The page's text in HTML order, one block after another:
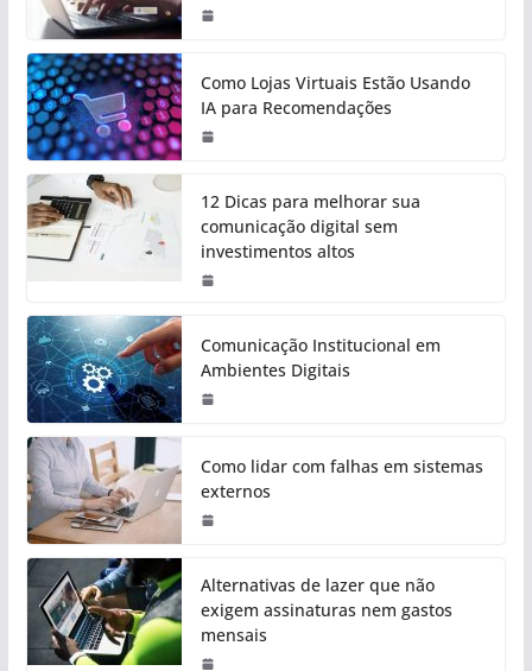
Como Lojas Virtuais Estão Usando
IA para Recomendações
12 Dicas para melhorar sua
comunicação digital sem
investimentos altos
Comunicação Institucional em
Ambientes Digitais
Como lidar com falhas em sistemas
externos
Alternativas de lazer que não
exigem assinaturas nem gastos
mensais